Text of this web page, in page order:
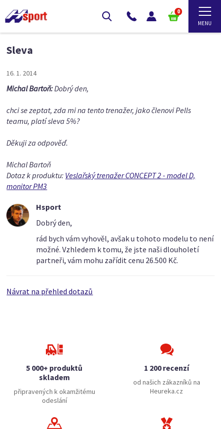
0
Sleva
16. 1. 2014
Michal Bartoň:Dobrý den,
chci se zeptat, zda mi na tento trenažer, jako členovi Pells
teamu, platí sleva 5%?
Děkuji za odpověď.
Michal Bartoň
Dotaz k produktu: Veslařský trenažer CONCEPT 2 - model D,
monitor PM3
Hsport
Dobrý den,
rád bych vám vyhověl, avšak u tohoto modelu to není
možné. Vzhledem k tomu, že jste naši dlouholetí
partneři, vám mohu zařídit cenu 26.500 Kč.
Návrat na přehled dotazů
5 000+ produktů
skladem
připravených k okamžitému
odeslání
1 200 recenzí
od našich zákazníků na
Heureka.cz